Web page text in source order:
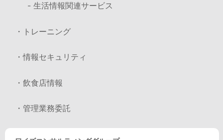
- 生活情報関連サービス
・トレーニング
・情報セキュリティ
・飲食店情報
・管理業務委託